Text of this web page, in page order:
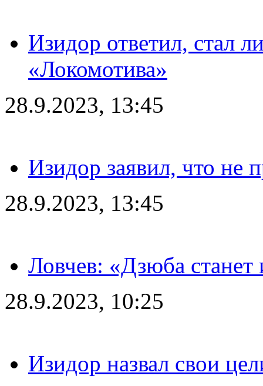
Изидор ответил, стал
«Локомотива»
28.9.2023, 13:45
Изидор заявил, что не
28.9.2023, 13:45
Ловчев: «Дзюба станет
28.9.2023, 10:25
Изидор назвал свои